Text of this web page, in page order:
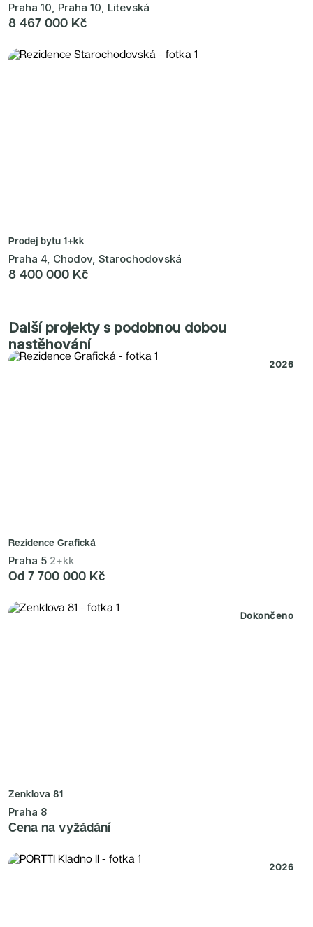
Praha 10, Praha 10, Litevská
8 467 000 Kč
Prodej bytu 1+kk
Praha 4, Chodov, Starochodovská
8 400 000 Kč
Další projekty s podobnou dobou
nastěhování
2026
Rezidence Grafická
Praha 5 2+kk
Od 7 700 000 Kč
Dokončeno
Zenklova 81
Praha 8
Cena na vyžádání
2026